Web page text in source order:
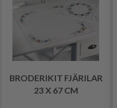
BRODERIKIT FJÄRILAR
23 X 67 CM